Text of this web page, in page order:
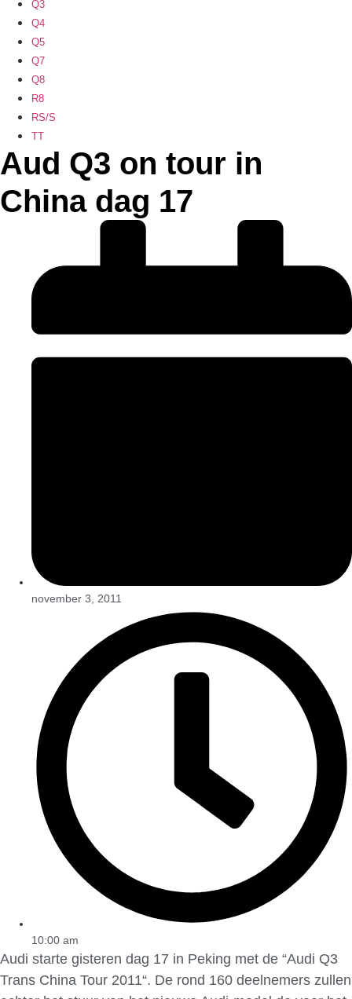
Q3
Q4
Q5
Q7
Q8
R8
RS/S
TT
Aud Q3 on tour in
China dag 17
november 3, 2011
10:00 am
Audi starte gisteren dag 17 in Peking met de “Audi Q3
Trans China Tour 2011“. De rond 160 deelnemers zullen